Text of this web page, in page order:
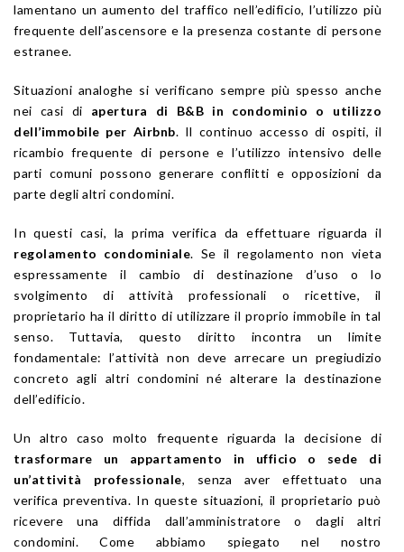
lamentano un aumento del traffico nell’edificio, l’utilizzo più
frequente dell’ascensore e la presenza costante di persone
estranee.
Situazioni analoghe si verificano sempre più spesso anche
nei casi di apertura di B&B in condominio o utilizzo
dell’immobile per Airbnb. Il continuo accesso di ospiti, il
ricambio frequente di persone e l’utilizzo intensivo delle
parti comuni possono generare conflitti e opposizioni da
parte degli altri condomini.
In questi casi, la prima verifica da effettuare riguarda il
regolamento condominiale. Se il regolamento non vieta
espressamente il cambio di destinazione d’uso o lo
svolgimento di attività professionali o ricettive, il
proprietario ha il diritto di utilizzare il proprio immobile in tal
senso. Tuttavia, questo diritto incontra un limite
fondamentale: l’attività non deve arrecare un pregiudizio
concreto agli altri condomini né alterare la destinazione
dell’edificio.
Un altro caso molto frequente riguarda la decisione di
trasformare un appartamento in ufficio o sede di
un’attività professionale, senza aver effettuato una
verifica preventiva. In queste situazioni, il proprietario può
ricevere una diffida dall’amministratore o dagli altri
condomini. Come abbiamo spiegato nel nostro